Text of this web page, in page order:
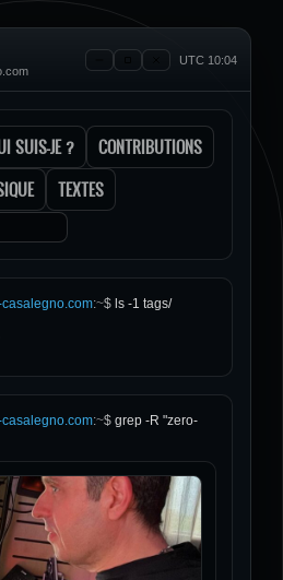
UTC 10:04
SUIS-JE ?
CONTRIBUTIONS
TEXTES
:~$ ls -1 tags/
:~$ grep -R "zero-